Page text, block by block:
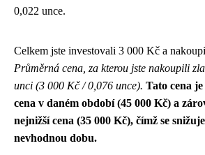
0,022 unce.
Celkem jste investovali 3 000 Kč a
Průměrná cena, za kterou jste nakoupili
unci (3 000 Kč / 0,076 unce). Tato cena
cena v daném období (45 000 Kč) a
nejnižší cena (35 000 Kč), čímž se
nevhodnou dobu.